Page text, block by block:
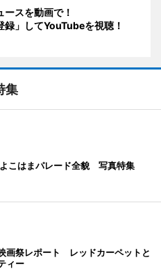
スを動画で！
録」してYouTubeを視聴！
集
こはまパレード全貌 写真特集
画祭レポート レッドカーペットと
ィー